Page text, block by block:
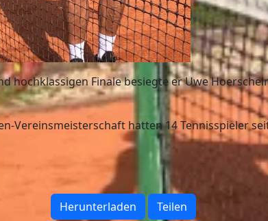
hochklassigen Finale besiegte er Uwe
Vereinsmeisterschaft hatten 14 Tennisspieler
Herunterladen Teilen